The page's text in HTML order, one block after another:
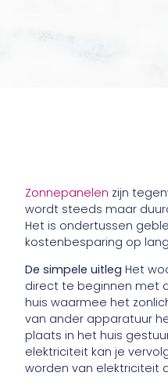
Zonnepanelen zijn
wordt steeds maar
Het is ondertussen
kostenbesparing op
De simpele uitleg Het
direct te beginnen met
huis waarmee het
van ander apparatuur
plaats in het huis
elektriciteit kan je
worden van elektriciteit